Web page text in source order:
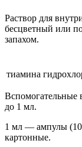
Раствор для
бесцветный или
запахом.
тиамина
Вспомогательные
до 1 мл.
1 мл — ампулы
картонные.